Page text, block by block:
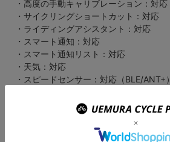
・高度の手動キャリブレーション：対応
・サイクリングショートカット：対応
・ライディングアシスタント：対応
・スマート通知：対応
・スマート通知リスト：対応
・天気：対応
・スピードセンサー：対応（BLE/ANT+）
・心拍センサー：対応（BLE/ANT+）
・パワーメーター：対応（ANT+）